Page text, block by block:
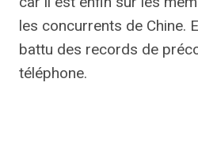
les concurrents de Chine.
battu des records de
téléphone.